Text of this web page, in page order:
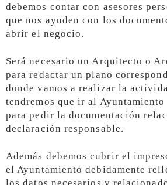
debemos contar con asesores
que nos ayuden con los
abrir el negocio.
Será necesario un Arquitecto o
para redactar un plano
donde vamos a realizar la
tendremos que ir al
para pedir la documentación
declaración responsable.
Además debemos cubrir el
el Ayuntamiento debidamente